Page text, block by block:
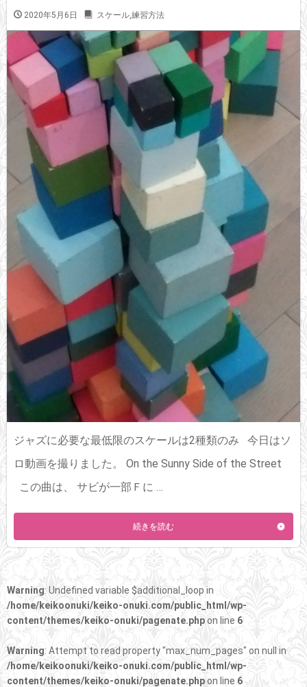
2020年5月6日 スケール 練習方法
ジャズに必要な最低限のスケールは2種類のみ 今日はソ
ロ動画を撮りました。 On the Sunny Side of the Street
この曲は、 サビが一部Ｆに …
続きを読む
Warning: Undefined variable $additional_loop in
/home/keikoonuki/keiko-onuki.com/public_html/wp-
content/themes/keiko-onuki/pagenate.phpon line 6
Warning: Attempt to read property "max_num_pages" on null in
/home/keikoonuki/keiko-onuki.com/public_html/wp-
content/themes/keiko-onuki/pagenate.phpon line 6